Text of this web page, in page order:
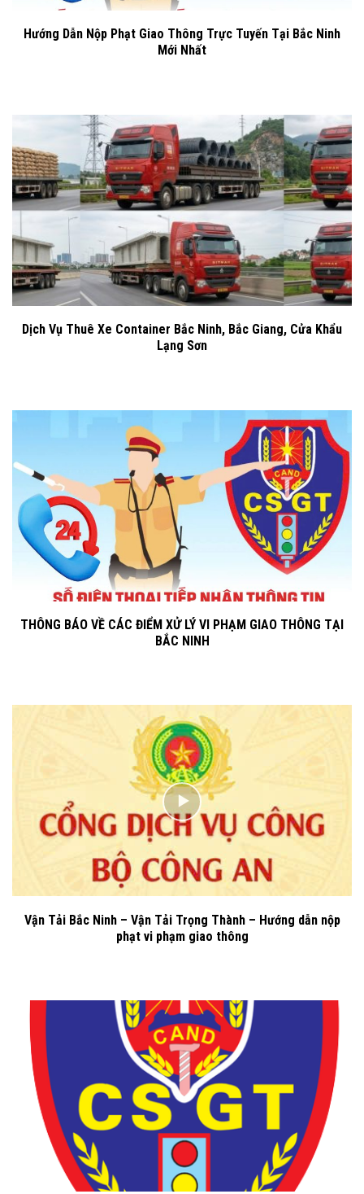
Hướng Dẫn Nộp Phạt Giao Thông Trực Tuyến Tại Bắc Ninh
Mới Nhất
Dịch Vụ Thuê Xe Container Bắc Ninh, Bắc Giang, Cửa Khẩu
Lạng Sơn
THÔNG BÁO VỀ CÁC ĐIỂM XỬ LÝ VI PHẠM GIAO THÔNG TẠI
BẮC NINH
Vận Tải Bắc Ninh – Vận Tải Trọng Thành – Hướng dẫn nộp
phạt vi phạm giao thông